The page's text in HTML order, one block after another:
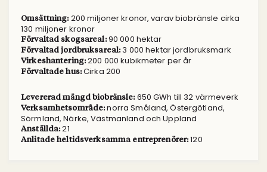
Omsättning: 200 miljoner kronor, varav biobränsle cirka
130 miljoner kronor
Förvaltad skogsareal:90 000 hektar
Förvaltad jordbruksareal:3 000 hektar jordbruksmark
Virkeshantering:200 000 kubikmeter per år
Förvaltade hus:Cirka 200
Levererad mängd biobränsle: 650 GWh till 32 värmeverk
Verksamhetsområde:norra Småland, Östergötland,
Sörmland, Närke, Västmanland och Uppland
Anställda:21
Anlitade heltidsverksamma entreprenörer:120